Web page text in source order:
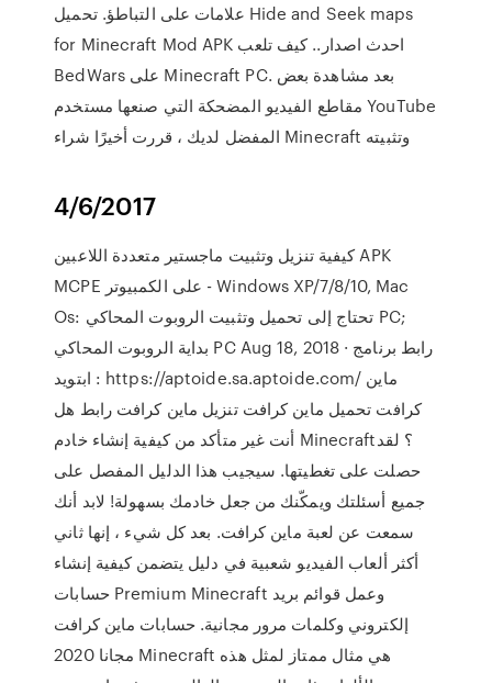
علامات على التباطؤ. تحميل Hide and Seek maps
for Minecraft Mod APK احدث اصدار.. كيف تلعب
BedWars على Minecraft PC. بعد مشاهدة بعض
مقاطع الفيديو المضحكة التي صنعها مستخدم YouTube
المفضل لديك ، قررت أخيرًا شراء Minecraft وتثبيته
4/6/2017
كيفية تنزيل وتثبيت ماجستير متعددة اللاعبين APK
MCPE على الكمبيوتر - Windows XP/7/8/10, Mac
Os: تحتاج إلى تحميل وتثبيت الروبوت المحاكي PC;
بداية الروبوت المحاكي PC Aug 18, 2018 · رابط برنامج
ابتويد : https://aptoide.sa.aptoide.com/ ماين
كرافت تحميل ماين كرافت تنزيل ماين كرافت رابط هل
أنت غير متأكد من كيفية إنشاء خادم Minecraft؟ لقد
حصلت على تغطيتها. سيجيب هذا الدليل المفصل على
جميع أسئلتك ويمكّنك من جعل خادمك بسهولة! لابد أنك
سمعت عن لعبة ماين كرافت. بعد كل شيء ، إنها ثاني
أكثر ألعاب الفيديو شعبية في دليل يتضمن كيفية إنشاء
حسابات Premium Minecraft وعمل قوائم بريد
إلكتروني وكلمات مرور مجانية. حسابات ماين كرافت
مجانا 2020 Minecraft هي مثال ممتاز لمثل هذه